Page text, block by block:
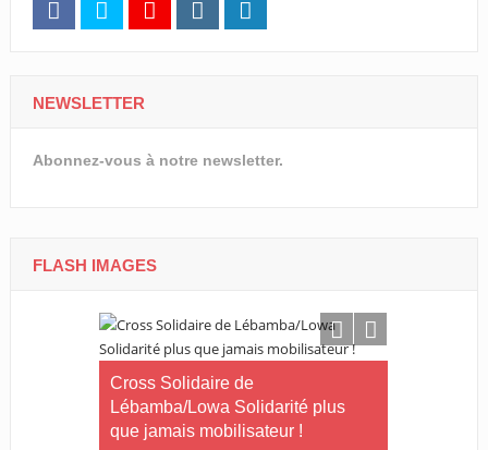
NEWSLETTER
Abonnez-vous à notre newsletter.
FLASH IMAGES
Cross Solidaire de
Lébamba/Lowa Solidarité plus
que jamais mobilisateur !